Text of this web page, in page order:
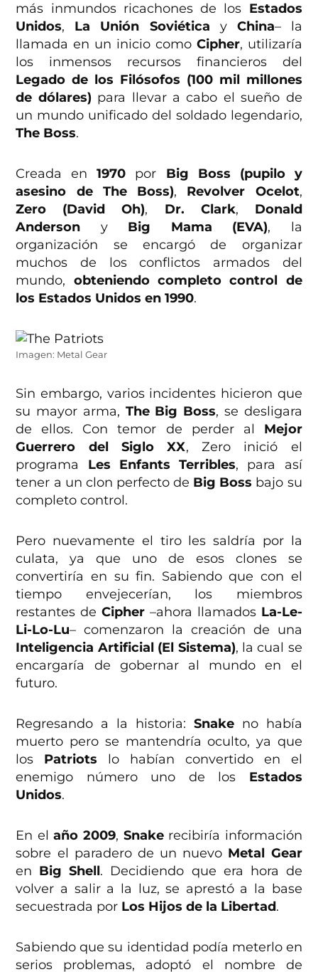
más inmundos ricachones de los Estados
Unidos, La Unión Soviética y China– la
llamada en un inicio como Cipher, utilizaría
los inmensos recursos financieros del
Legado de los Filósofos (100 mil millones
de dólares) para llevar a cabo el sueño de
un mundo unificado del soldado legendario,
The Boss.
Creada en 1970 por Big Boss (pupilo y
asesino de The Boss), Revolver Ocelot,
Zero (David Oh), Dr. Clark, Donald
Anderson y Big Mama (EVA), la
organización se encargó de organizar
muchos de los conflictos armados del
mundo, obteniendo completo control de
los Estados Unidos en 1990.
Imagen: Metal Gear
Sin embargo, varios incidentes hicieron que
su mayor arma, The Big Boss, se desligara
de ellos. Con temor de perder al Mejor
Guerrero del Siglo XX, Zero inició el
programa Les Enfants Terribles, para así
tener a un clon perfecto de Big Boss bajo su
completo control.
Pero nuevamente el tiro les saldría por la
culata, ya que uno de esos clones se
convertiría en su fin. Sabiendo que con el
tiempo envejecerían, los miembros
restantes de Cipher –ahora llamados La-Le-
Li-Lo-Lu– comenzaron la creación de una
Inteligencia Artificial (El Sistema), la cual se
encargaría de gobernar al mundo en el
futuro.
Regresando a la historia: Snakeno había
muerto pero se mantendría oculto, ya que
los Patriots lo habían convertido en el
enemigo número uno de los Estados
Unidos.
En elaño 2009, Snakerecibiría información
sobre el paradero de un nuevo Metal Gear
en Big Shell. Decidiendo que era hora de
volver a salir a la luz, se aprestó a la base
secuestrada por Los Hijos de la Libertad.
Sabiendo que su identidad podía meterlo en
serios problemas, adoptó el nombre de